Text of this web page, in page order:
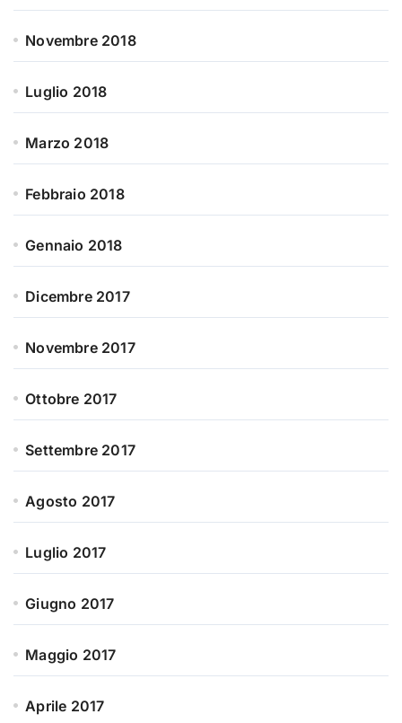
Novembre 2018
Luglio 2018
Marzo 2018
Febbraio 2018
Gennaio 2018
Dicembre 2017
Novembre 2017
Ottobre 2017
Settembre 2017
Agosto 2017
Luglio 2017
Giugno 2017
Maggio 2017
Aprile 2017